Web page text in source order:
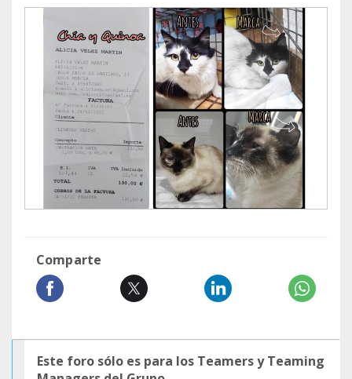
Comparte
Este foro sólo es para los Teamers y Teaming